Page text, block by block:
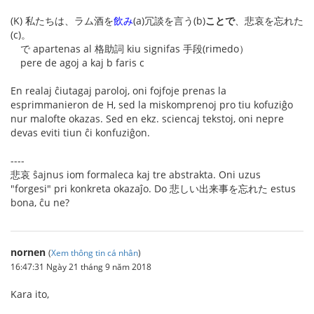
(K) 私たちは、ラム酒を飲み(a)冗談を言う(b)ことで、悲哀を忘れた
(c)。
で apartenas al 格助詞 kiu signifas 手段(rimedo）
pere de agoj a kaj b faris c
En realaj ĉiutagaj paroloj, oni fojfoje prenas la
esprimmanieron de H, sed la miskomprenoj pro tiu kofuziĝo
nur malofte okazas. Sed en ekz. sciencaj tekstoj, oni nepre
devas eviti tiun ĉi konfuziĝon.
----
悲哀 ŝajnus iom formaleca kaj tre abstrakta. Oni uzus
"forgesi" pri konkreta okazaĵo. Do 悲しい出来事を忘れた estus
bona, ĉu ne?
nornen (Xem thông tin cá nhân)
16:47:31 Ngày 21 tháng 9 năm 2018
Kara ito,